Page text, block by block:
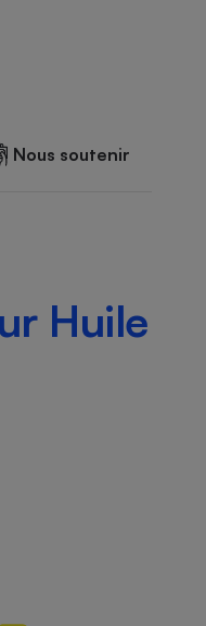
Nous soutenir
Huile